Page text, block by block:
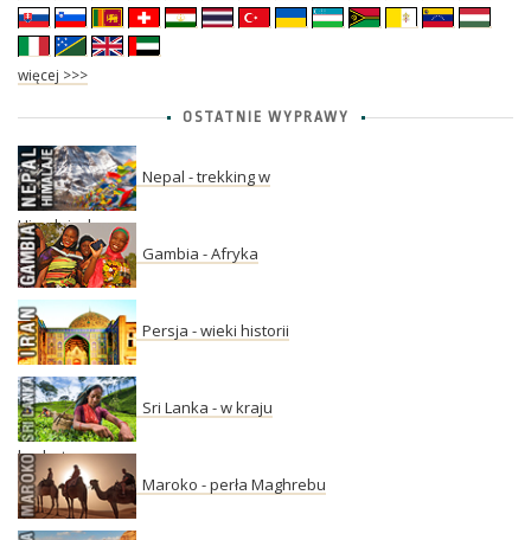
więcej >>>
OSTATNIE WYPRAWY
Nepal - trekking w
Himalajach
Gambia - Afryka
Persja - wieki historii
Sri Lanka - w kraju
herbaty
Maroko - perła Maghrebu